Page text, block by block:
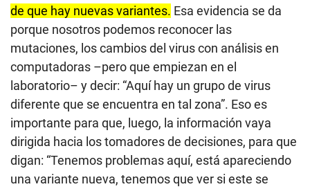
de que hay nuevas variantes. Esa evidencia se da
porque nosotros podemos reconocer las
mutaciones, los cambios del virus con análisis en
computadoras –pero que empiezan en el
laboratorio– y decir: “Aquí hay un grupo de virus
diferente que se encuentra en tal zona”. Eso es
importante para que, luego, la información vaya
dirigida hacia los tomadores de decisiones, para que
digan: “Tenemos problemas aquí, está apareciendo
una variante nueva, tenemos que ver si este se